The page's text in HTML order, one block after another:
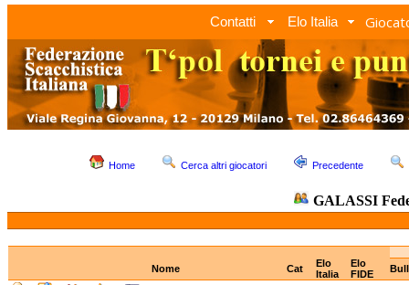
Contatti Elo Italia
Home Cerca altri giocatori Precedente
GALASSI
Nome Cat
Elo
Italia
Elo
FIDE